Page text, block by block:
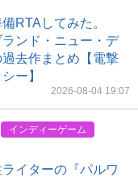
RTAしてみた。
ランド・ニュー・デ
去作まとめ【電撃
ー】
2026-08-04 19:07
インディーゲーム
イターの『パルワ